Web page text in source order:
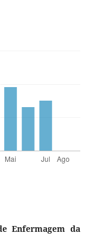
Enfermagem da